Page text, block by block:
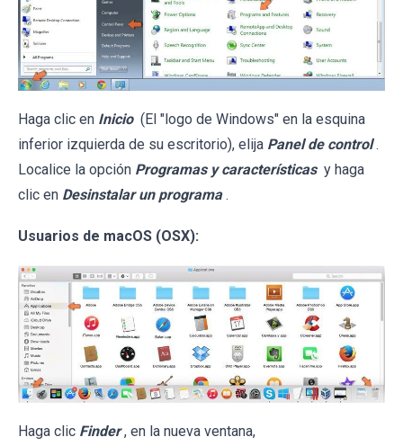
Haga clic en Inicio (El "logo de Windows" en la esquina
inferior izquierda de su escritorio), elija Panel de control .
Localice la opción Programas y características y haga
clic en Desinstalar un programa .
Usuarios de macOS (OSX):
Haga clic Finder , en la nueva ventana,